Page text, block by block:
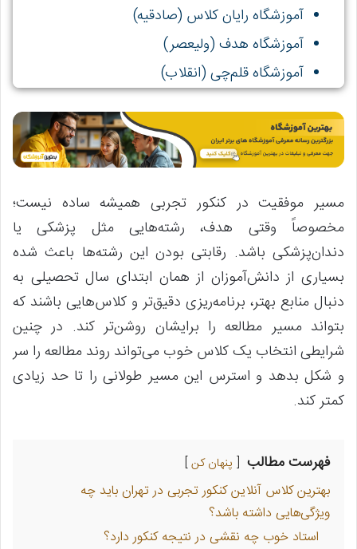
آموزشگاه رایان کلاس (صادقیه)
آموزشگاه هدف (ولیعصر)
آموزشگاه قلم‌چی (انقلاب)
مسیر موفقیت در کنکور تجربی همیشه ساده نیست؛
مخصوصاً وقتی هدف، رشته‌هایی مثل پزشکی یا
دندان‌پزشکی باشد. رقابتی بودن این رشته‌ها باعث شده
بسیاری از دانش‌آموزان از همان ابتدای سال تحصیلی به
دنبال منابع بهتر، برنامه‌ریزی دقیق‌تر و کلاس‌هایی باشند که
بتواند مسیر مطالعه را برایشان روشن‌تر کند. در چنین
شرایطی انتخاب یک کلاس خوب می‌تواند روند مطالعه را سر
و شکل بدهد و استرس این مسیر طولانی را تا حد زیادی
کمتر کند.
فهرست مطالب پنهان کن
بهترین کلاس آنلاین کنکور تجربی در تهران باید چه
ویژگی‌هایی داشته باشد؟
استاد خوب چه نقشی در نتیجه کنکور دارد؟